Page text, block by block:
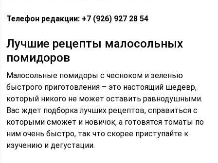
Телефон редакции: +7 (926) 927 28 54
Лучшие рецепты малосольных
помидоров
Малосольные помидоры c чесноком и зеленью
быстрого приготовления – это настоящий шедевр,
который никого не может оставить равнодушными.
Вас ждет подборка лучших рецептов, справиться с
которыми сможет и новичок, а готовятся томаты по
ним очень быстро, так что скорее приступайте к
изучению и дегустации.